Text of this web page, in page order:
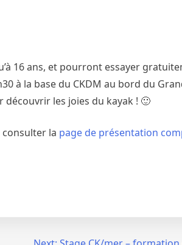
16 ans, et pourront essayer
à la base du CKDM au bord du
découvrir les joies du kayak ! 🙂
consulter la page de présentation